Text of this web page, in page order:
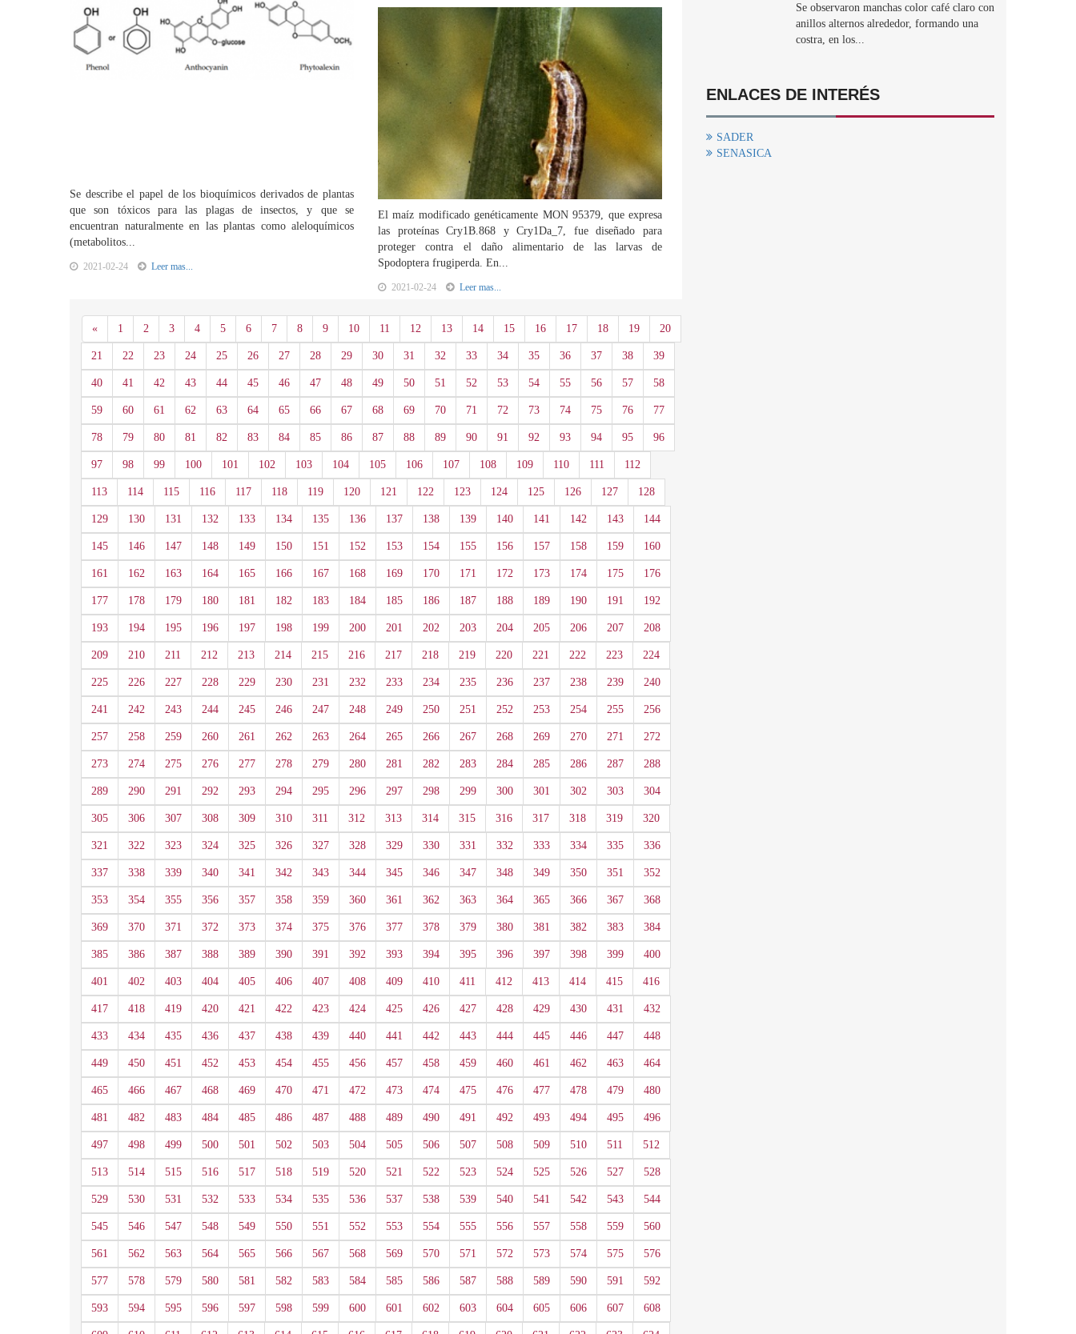
Se describe el papel de los bioquímicos derivados de plantas
que son tóxicos para las plagas de insectos, y que se
encuentran naturalmente en las plantas como aleloquímicos
(metabolitos...
2021-02-24 Leer mas...
El maíz modificado genéticamente MON 95379, que expresa
las proteínas Cry1B.868 y Cry1Da_7, fue diseñado para
proteger contra el daño alimentario de las larvas de
Spodoptera frugiperda. En...
2021-02-24 Leer mas...
«Anterior
1 2 3 4 5 6 7 8 9 10 11 12 13 14 15 16 17 18 19 20
21 22 23 24 25 26 27 28 29 30 31 32 33 34 35 36 37 38 39
40 41 42 43 44 45 46 47 48 49 50 51 52 53 54 55 56 57 58
59 60 61 62 63 64 65 66 67 68 69 70 71 72 73 74 75 76 77
78 79 80 81 82 83 84 85 86 87 88 89 90 91 92 93 94 95 96
97 98 99 100 101 102 103 104 105 106 107 108 109 110 111 112
113 114 115 116 117 118 119 120 121 122 123 124 125 126 127 128
129 130 131 132 133 134 135 136 137 138 139 140 141 142 143 144
145 146 147 148 149 150 151 152 153 154 155 156 157 158 159 160
161 162 163 164 165 166 167 168 169 170 171 172 173 174 175 176
177 178 179 180 181 182 183 184 185 186 187 188 189 190 191 192
193 194 195 196 197 198 199 200 201 202 203 204 205 206 207 208
209 210 211 212 213 214 215 216 217 218 219 220 221 222 223 224
225 226 227 228 229 230 231 232 233 234 235 236 237 238 239 240
241 242 243 244 245 246 247 248 249 250 251 252 253 254 255 256
257 258 259 260 261 262 263 264 265 266 267 268 269 270 271 272
273 274 275 276 277 278 279 280 281 282 283 284 285 286 287 288
289 290 291 292 293 294 295 296 297 298 299 300 301 302 303 304
305 306 307 308 309 310 311 312 313 314 315 316 317 318 319 320
321 322 323 324 325 326 327 328 329 330 331 332 333 334 335 336
337 338 339 340 341 342 343 344 345 346 347 348 349 350 351 352
353 354 355 356 357 358 359 360 361 362 363 364 365 366 367 368
369 370 371 372 373 374 375 376 377 378 379 380 381 382 383 384
385 386 387 388 389 390 391 392 393 394 395 396 397 398 399 400
401 402 403 404 405 406 407 408 409 410 411 412 413 414 415 416
417 418 419 420 421 422 423 424 425 426 427 428 429 430 431 432
433 434 435 436 437 438 439 440 441 442 443 444 445 446 447 448
449 450 451 452 453 454 455 456 457 458 459 460 461 462 463 464
465 466 467 468 469 470 471 472 473 474 475 476 477 478 479 480
481 482 483 484 485 486 487 488 489 490 491 492 493 494 495 496
497 498 499 500 501 502 503 504 505 506 507 508 509 510 511 512
513 514 515 516 517 518 519 520 521 522 523 524 525 526 527 528
529 530 531 532 533 534 535 536 537 538 539 540 541 542 543 544
545 546 547 548 549 550 551 552 553 554 555 556 557 558 559 560
561 562 563 564 565 566 567 568 569 570 571 572 573 574 575 576
577 578 579 580 581 582 583 584 585 586 587 588 589 590 591 592
593 594 595 596 597 598 599 600 601 602 603 604 605 606 607 608
Se observaron manchas color café claro con
anillos alternos alrededor, formando una
costra, en los...
ENLACES DE INTERÉS
SADER
SENASICA